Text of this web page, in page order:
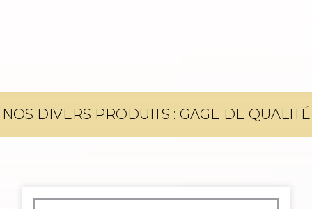
NOS DIVERS PRODUITS : GAGE DE QUALITÉ